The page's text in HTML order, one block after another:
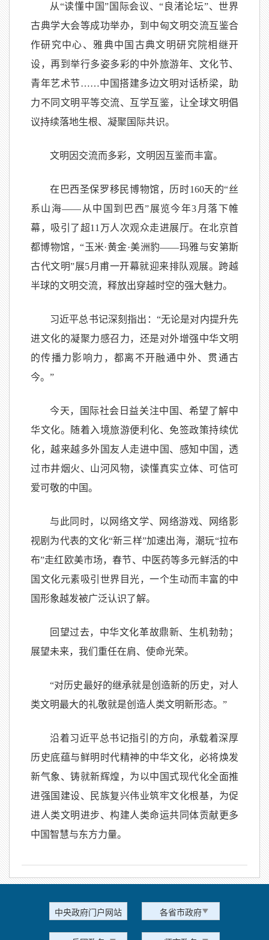
从“读懂中国”国际会议、“良渚论坛”、世界
古典学大会等成功举办，到中匈文明交流互鉴合
作研究中心、雅典中国古典文明研究院相继开
设，再到举行多姿多彩的中外旅游年、文化节、
青年艺术节……中国搭建多边文明对话桥梁，助
力不同文明平等交流、互学互鉴，让全球文明倡
议持续落地生根、凝聚国际共识。
文明因交流而多彩，文明因互鉴而丰富。
在巴西圣保罗移民博物馆，历时160天的“丝
系山海——从中国到巴西”展览今年3月落下帷
幕，吸引了超11万人次观众走进展厅。在北京首
都博物馆，“玉米·黄金·美洲豹——玛雅与安第斯
古代文明”展5月甫一开幕就迎来排队观展。跨越
半球的文明交流，释放出穿越时空的强大魅力。
习近平总书记深刻指出：“无论是对内提升先
进文化的凝聚力感召力，还是对外增强中华文明
的传播力影响力，都离不开融通中外、贯通古
今。”
今天，国际社会日益关注中国、希望了解中
华文化。随着入境旅游便利化、免签政策持续优
化，越来越多外国友人走进中国、感知中国，透
过市井烟火、山河风物，读懂真实立体、可信可
爱可敬的中国。
与此同时，以网络文学、网络游戏、网络影
视剧为代表的文化“新三样”加速出海，潮玩“拉布
布”走红欧美市场，春节、中医药等多元鲜活的中
国文化元素吸引世界目光，一个生动而丰富的中
国形象越发被广泛认识了解。
回望过去，中华文化革故鼎新、生机勃勃；
展望未来，我们重任在肩、使命光荣。
“对历史最好的继承就是创造新的历史，对人
类文明最大的礼敬就是创造人类文明新形态。”
沿着习近平总书记指引的方向，承载着深厚
历史底蕴与鲜明时代精神的中华文化，必将焕发
新气象、铸就新辉煌，为以中国式现代化全面推
进强国建设、民族复兴伟业筑牢文化根基，为促
进人类文明进步、构建人类命运共同体贡献更多
中国智慧与东方力量。
中央政府门户网站 各省市政府